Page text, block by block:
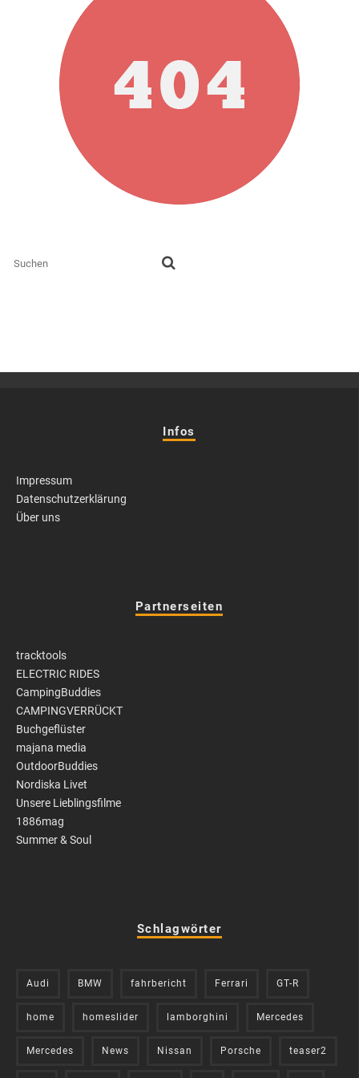
Infos
Impressum
Datenschutzerklärung
Über uns
Partnerseiten
tracktools
ELECTRIC RIDES
CampingBuddies
CAMPINGVERRÜCKT
Buchgeflüster
majana media
OutdoorBuddies
Nordiska Livet
Unsere Lieblingsfilme
1886mag
Summer & Soul
Schlagwörter
Audi BMW fahrbericht Ferrari GT-R
home homeslider lamborghini Mercedes
Mercedes News Nissan Porsche teaser2